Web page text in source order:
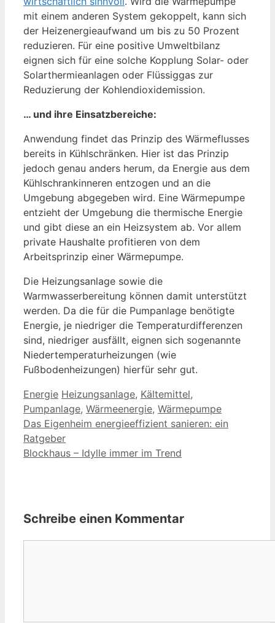
mit einem anderen System gekoppelt, kann sich
der Heizenergieaufwand um bis zu 50 Prozent
reduzieren. Für eine positive Umweltbilanz
eignen sich für eine solche Kopplung Solar- oder
Solarthermieanlagen oder Flüssiggas zur
Reduzierung der Kohlendioxidemission.
… und ihre Einsatzbereiche:
Anwendung findet das Prinzip des Wärmeflusses
bereits in Kühlschränken. Hier ist das Prinzip
jedoch genau anders herum, da Energie aus dem
Kühlschrankinneren entzogen und an die
Umgebung abgegeben wird. Eine Wärmepumpe
entzieht der Umgebung die thermische Energie
und gibt diese an ein Heizsystem ab. Vor allem
private Haushalte profitieren von dem
Arbeitsprinzip einer Wärmepumpe.
Die Heizungsanlage sowie die
Warmwasserbereitung können damit unterstützt
werden. Da die für die Pumpanlage benötigte
Energie, je niedriger die Temperaturdifferenzen
sind, niedriger ausfällt, eignen sich sogenannte
Niedertemperaturheizungen (wie
Fußbodenheizungen) hierfür sehr gut.
Kategorien
Energie Schlagwörter
Heizungsanlage, Kältemittel,
Pumpanlage, Wärmeenergie, Wärmepumpe
Das Eigenheim energieeffizient sanieren: ein
Ratgeber
Blockhaus – Idylle immer im Trend
Schreibe einen Kommentar